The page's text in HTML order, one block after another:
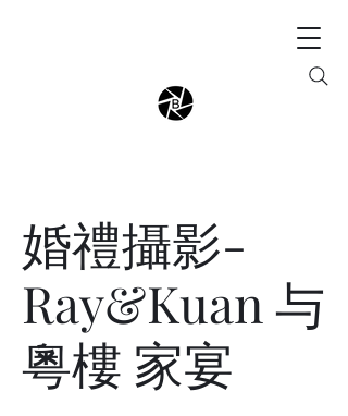
婚禮攝影-
Ray&Kuan 与
粵樓 家宴